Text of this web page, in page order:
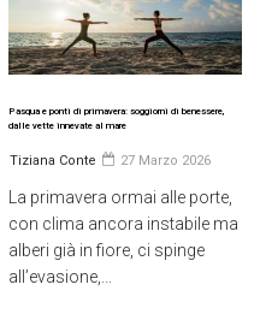
Pasqua e ponti di primavera: soggiorni di benessere,
dalle vette innevate al mare
Tiziana Conte 27 Marzo 2026
La primavera ormai alle porte,
con clima ancora instabile ma
alberi già in fiore, ci spinge
all’evasione,...